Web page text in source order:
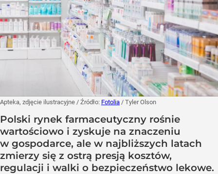
Apteka, zdjęcie ilustracyjne / Źródło: Fotolia / Tyler Olson
Polski rynek farmaceutyczny rośnie
wartościowo i zyskuje na znaczeniu
w gospodarce, ale w najbliższych latach
zmierzy się z ostrą presją kosztów,
regulacji i walki o bezpieczeństwo lekowe.